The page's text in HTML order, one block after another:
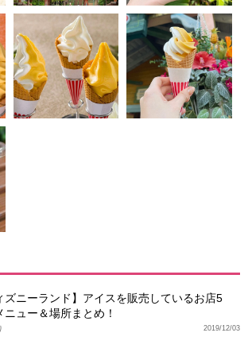
ズニーランド】アイスを販売しているお店5
ニュー＆場所まとめ！
2019/12/03